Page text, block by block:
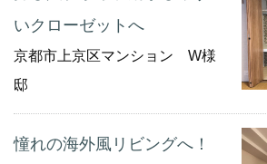
いクローゼットへ
京都市上京区マンション W様
邸
憧れの海外風リビングへ！